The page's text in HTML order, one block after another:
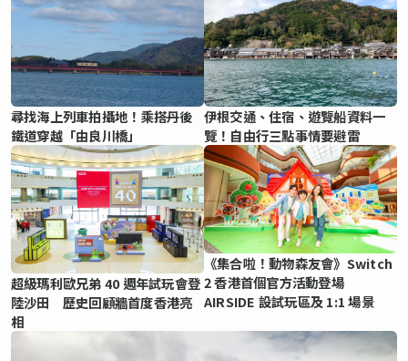
尋找海上列車拍攝地！乘搭丹後
鐵道穿越「由良川橋」
伊根交通、住宿、遊覽船資料一
覽！自由行三點事情要避雷
超級瑪利歐兄弟 40 週年試玩會登
陸沙田 歷史回顧牆首度香港亮
相
《集合啦！動物森友會》Switch
2 香港首個官方活動登場
AIRSIDE 設試玩區及 1:1 場景